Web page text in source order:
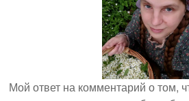
Мой ответ на комментарий о том,